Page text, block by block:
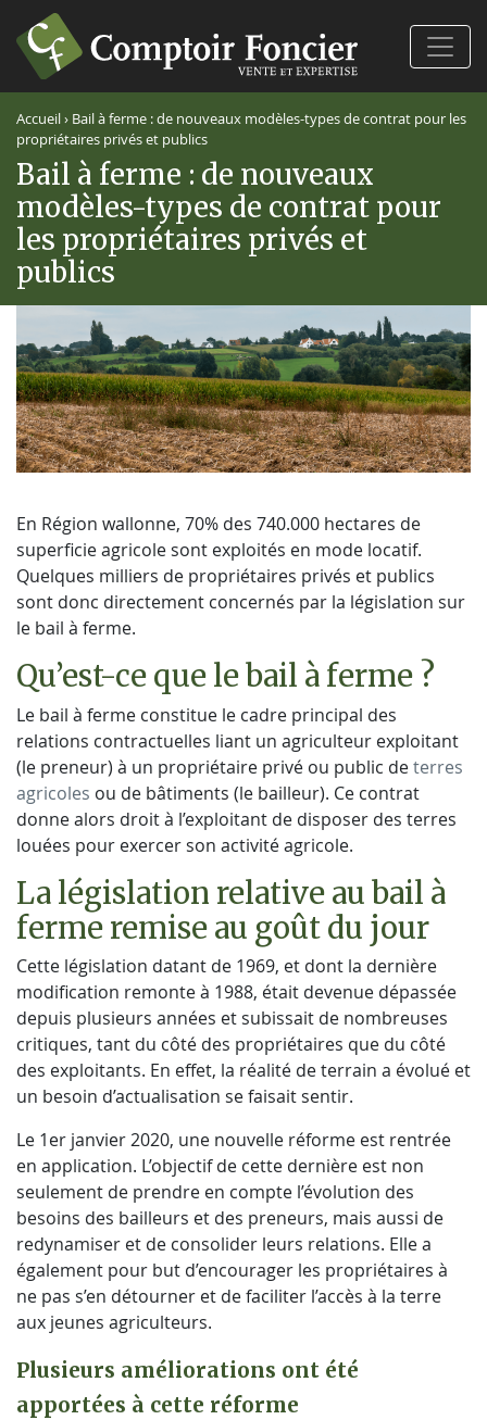
Accueil› Bail à ferme : de nouveaux modèles-types de contrat pour les
propriétaires privés et publics
Bail à ferme : de nouveaux
modèles-types de contrat pour
les propriétaires privés et
publics
En Région wallonne, 70% des 740.000 hectares de
superficie agricole sont exploités en mode locatif.
Quelques milliers de propriétaires privés et publics
sont donc directement concernés par la législation sur
le bail à ferme.
Qu’est-ce que le bail à ferme ?
Le bail à ferme constitue le cadre principal des
relations contractuelles liant un agriculteur exploitant
(le preneur) à un propriétaire privé ou public deterres
agricoles ou de bâtiments (le bailleur). Ce contrat
donne alors droit à l’exploitant de disposer des terres
louées pour exercer son activité agricole.
La législation relative au bail à
ferme remise au goût du jour
Cette législation datant de 1969, et dont la dernière
modification remonte à 1988, était devenue dépassée
depuis plusieurs années et subissait de nombreuses
critiques, tant du côté des propriétaires que du côté
des exploitants. En effet, la réalité de terrain a évolué et
un besoin d’actualisation se faisait sentir.
Le 1er janvier 2020, une nouvelle réforme est rentrée
en application. L’objectif de cette dernière est non
seulement de prendre en compte l’évolution des
besoins des bailleurs et des preneurs, mais aussi de
redynamiser et de consolider leurs relations. Elle a
également pour but d’encourager les propriétaires à
ne pas s’en détourner et de faciliter l’accès à la terre
aux jeunes agriculteurs.
Plusieurs améliorations ont été
apportées à cette réforme